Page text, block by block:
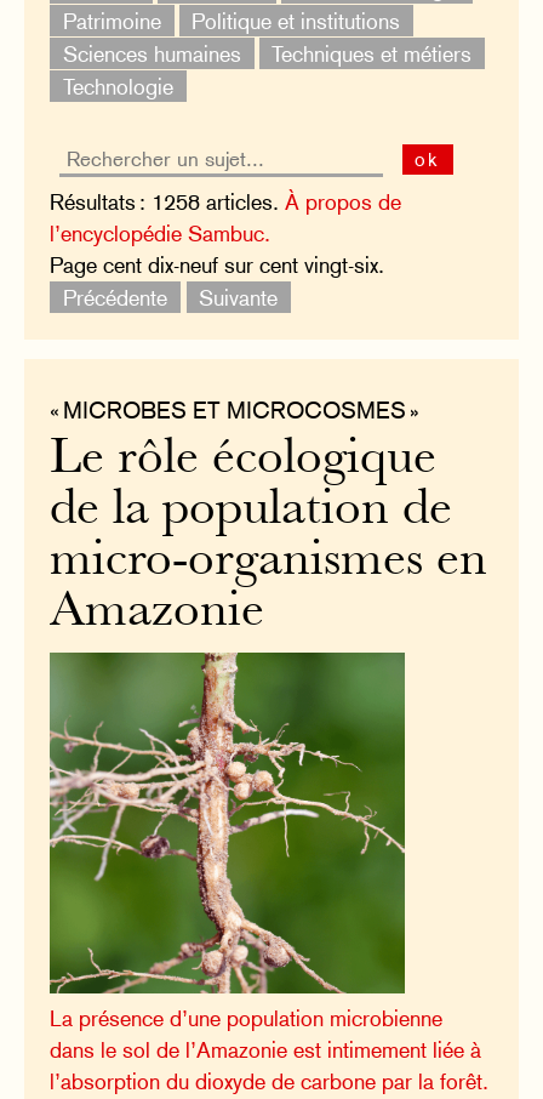
Patrimoine
Politique et institutions
Sciences humaines
Techniques et métiers
Technologie
ok
Résultats : 1258 articles.À propos de
l’encyclopédie Sambuc.
Page cent dix-neuf sur cent vingt-six.
Précédente
Suivante
« MICROBES ET MICROCOSMES »
Le rôle écologique
de la population de
micro-organismes en
Amazonie
La présence d’une population microbienne
dans le sol de l’Amazonie est intimement liée à
l’absorption du dioxyde de carbone par la forêt.